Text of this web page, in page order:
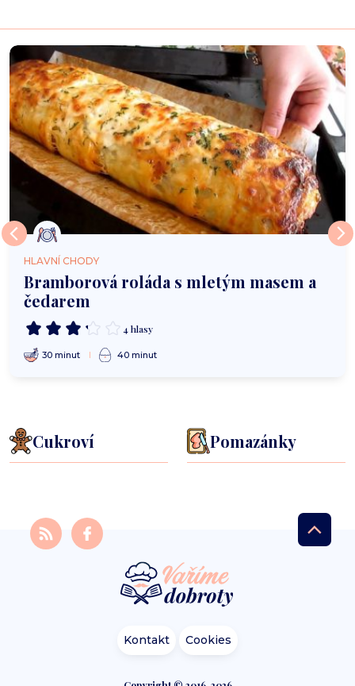
HLAVNÍ CHODY
Bramborová roláda s mletým masem a
čedarem
4 hlasy
30 minut 40 minut
Cukroví Pomazánky
Kontakt Cookies